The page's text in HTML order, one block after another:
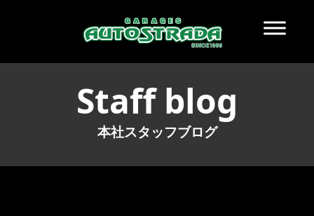
Staff blog
本社スタッフブログ